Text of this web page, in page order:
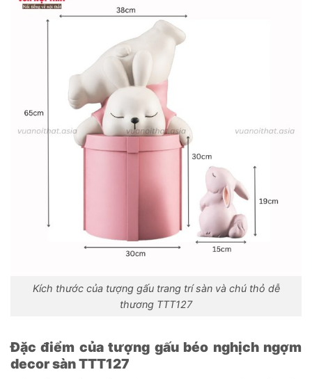
Kích thước của tượng gấu trang trí sàn và chú thỏ dễ
thương TTT127
Đặc điểm của tượng gấu béo nghịch ngợm
decor sàn TTT127